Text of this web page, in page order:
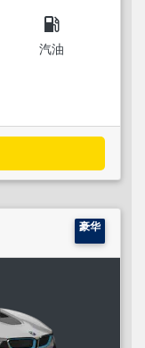
local_gas_station
汽油
豪华